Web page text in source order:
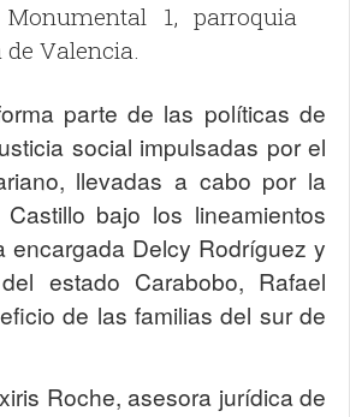
1, parroquia
Valencia.
parte de las políticas de
social impulsadas por el
llevadas a cabo por la
bajo los lineamientos
encargada Delcy Rodríguez y
estado Carabobo, Rafael
de las familias del sur de
Roche, asesora jurídica de